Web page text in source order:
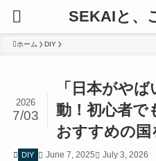
SEKAIと、
ホーム DIY
「日本がや
動！初心者で
おすすめの国
2026
7/03
DIY June 7, 2025 July 3, 2026